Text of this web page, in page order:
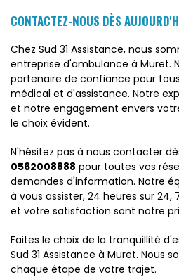
CONTACTEZ-NOUS DÈS
Chez Sud 31 Assistance, nous
entreprise d'ambulance à Muret.
partenaire de confiance pour
médical et d'assistance. Notre
et notre engagement envers
le choix évident.
N'hésitez pas à nous contacter
0562008888 pour toutes vos
demandes d'information. Notre
à vous assister, 24 heures sur 24,
et votre satisfaction sont notre
Faites le choix de la tranquillité
Sud 31 Assistance à Muret. Nous
chaque étape de votre trajet.